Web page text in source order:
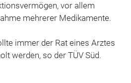
vor allem
mehrerer Medikamente.
immer der Rat eines Arztes
werden, so der TÜV Süd.